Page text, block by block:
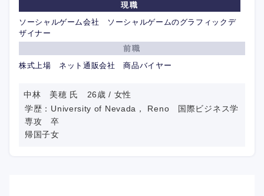
現職
ソーシャルゲーム会社 ソーシャルゲームのグラフィックデ
ザイナー
前職
株式上場 ネット通販会社 商品バイヤー
中林 美穂 氏 26歳 / 女性
学歴：University of Nevada， Reno 国際ビジネス学
専攻 卒
帰国子女